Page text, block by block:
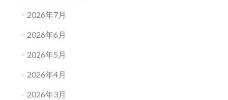
2026年7月
2026年6月
2026年5月
2026年4月
2026年3月